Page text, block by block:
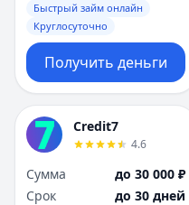
Быстрый займ онлайн
Круглосуточно
Получить деньги
Credit7
4.6
Сумма
до 30 000 ₽
Срок
до 30 дней